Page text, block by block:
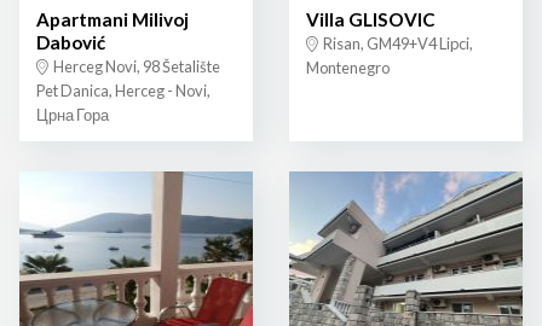
Apartmani Milivoj
Dabović
Herceg Novi, 98 Šetalište
Pet Danica, Herceg - Novi,
Црна Гора
Villa GLISOVIC
Risan, GM49+V4 Lipci,
Montenegro